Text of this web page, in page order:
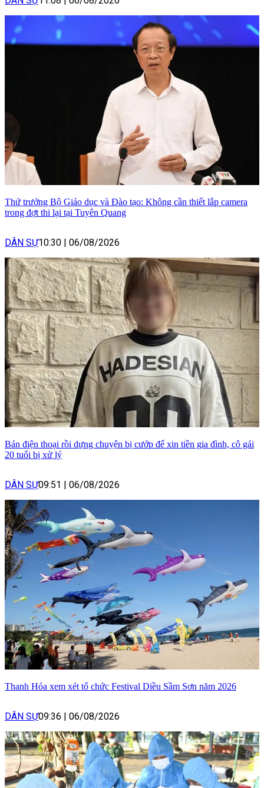
Thứ trưởng Bộ Giáo dục và Đào tạo: Không cần thiết lắp camera
trong đợt thi lại tại Tuyên Quang
DÂN SỰ10:30 06/08/2026
Bán điện thoại rồi dựng chuyện bị cướp để xin tiền gia đình, cô gái
20 tuổi bị xử lý
DÂN SỰ09:51 06/08/2026
Thanh Hóa xem xét tổ chức Festival Diều Sầm Sơn năm 2026
DÂN SỰ09:36 06/08/2026